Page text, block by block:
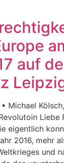
auf
Michael
Liebe
eigentlich
2016, mehr
und